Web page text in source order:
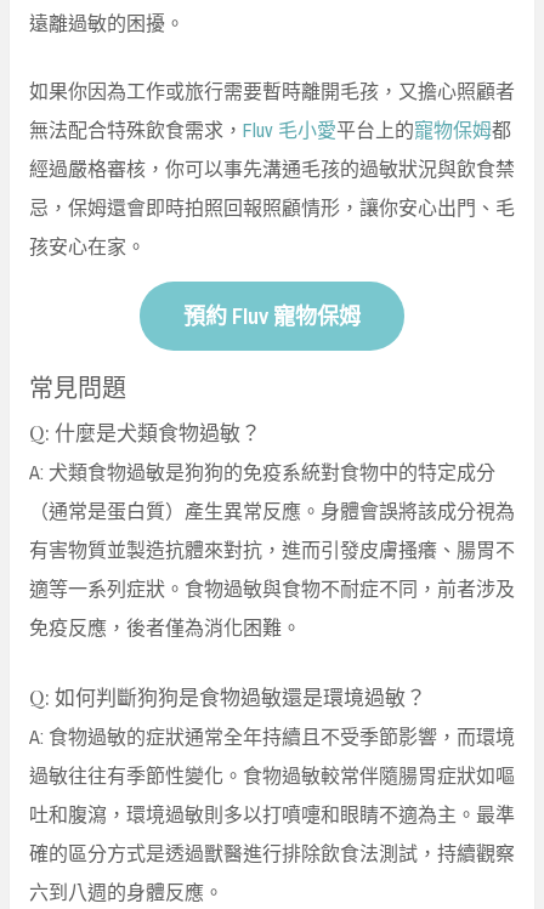
遠離過敏的困擾。
如果你因為工作或旅行需要暫時離開毛孩，又擔心照顧者
無法配合特殊飲食需求， Fluv 毛小愛平台上的寵物保姆都
經過嚴格審核，你可以事先溝通毛孩的過敏狀況與飲食禁
忌，保姆還會即時拍照回報照顧情形，讓你安心出門、毛
孩安心在家。
預約 Fluv 寵物保姆
常見問題
Q: 什麼是犬類食物過敏？
A: 犬類食物過敏是狗狗的免疫系統對食物中的特定成分
（通常是蛋白質）產生異常反應。身體會誤將該成分視為
有害物質並製造抗體來對抗，進而引發皮膚搔癢、腸胃不
適等一系列症狀。食物過敏與食物不耐症不同，前者涉及
免疫反應，後者僅為消化困難。
Q: 如何判斷狗狗是食物過敏還是環境過敏？
A: 食物過敏的症狀通常全年持續且不受季節影響，而環境
過敏往往有季節性變化。食物過敏較常伴隨腸胃症狀如嘔
吐和腹瀉，環境過敏則多以打噴嚏和眼睛不適為主。最準
確的區分方式是透過獸醫進行排除飲食法測試，持續觀察
六到八週的身體反應。